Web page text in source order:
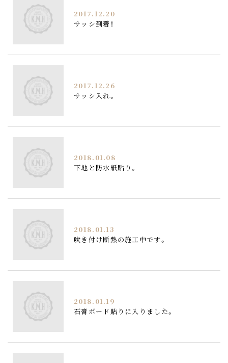
2017.12.20
サッシ到着！
2017.12.26
サッシ入れ。
2018.01.08
下地と防水紙貼り。
2018.01.13
吹き付け断熱の施工中です。
2018.01.19
石膏ボード貼りに入りました。